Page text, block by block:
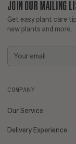
JOIN OUR MAILING
Get easy plant care
new plants and more.
COMPANY
Our Service
Delivery Experience